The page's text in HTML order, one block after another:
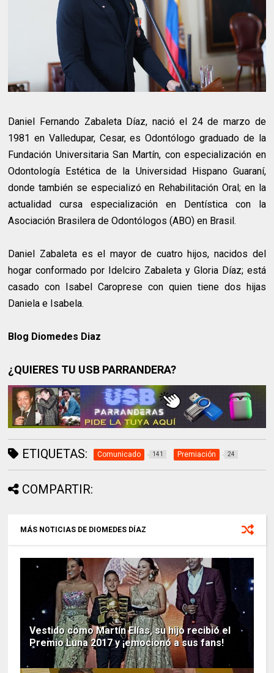
Daniel Fernando Zabaleta Díaz, nació el 24 de marzo de
1981 en Valledupar, Cesar, es Odontólogo graduado de la
Fundación Universitaria San Martín, con especialización en
Odontología Estética de la Universidad Hispano Guaraní,
donde también se especializó en Rehabilitación Oral; en la
actualidad cursa especialización en Dentística con la
Asociación Brasilera de Odontólogos (ABO) en Brasil.
Daniel Zabaleta es el mayor de cuatro hijos, nacidos del
hogar conformado por Idelciro Zabaleta y Gloria Díaz; está
casado con Isabel Caroprese con quien tiene dos hijas
Daniela e Isabela.
Blog Diomedes Diaz
¿QUIERES TU USB PARRANDERA?
ETIQUETAS: Comunicado 141 Premiación 24
COMPARTIR:
MÁS NOTICIAS DE DIOMEDES DÍAZ
Vestido como Martín Elías, su hijo recibió el
Premio Luna 2017 y ¡emocionó a sus fans!